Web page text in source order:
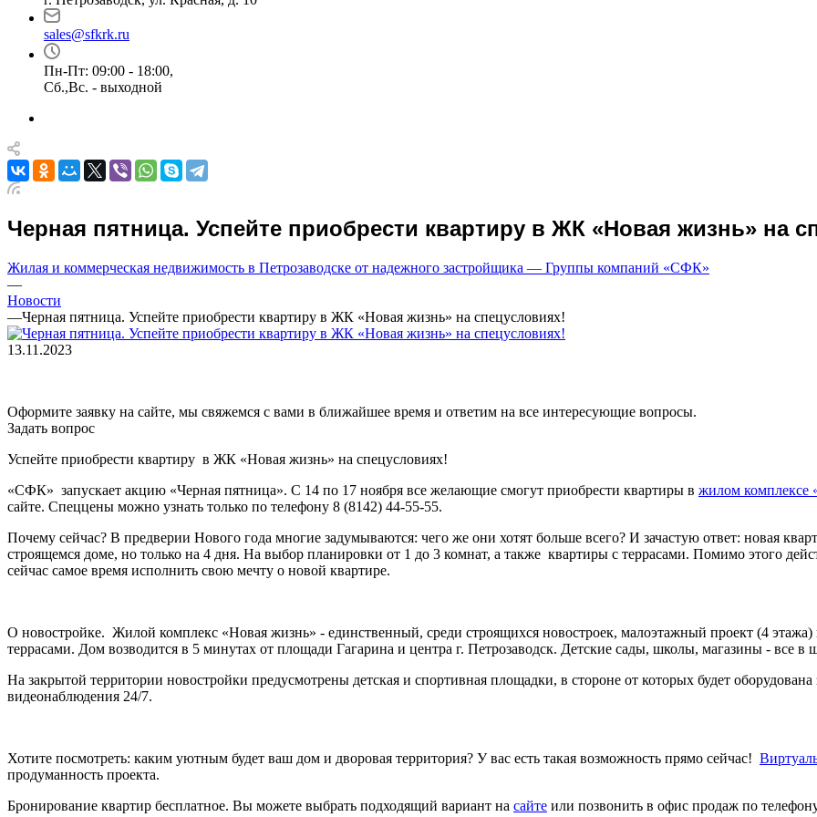
sales@sfkrk.ru
Пн-Пт: 09:00 - 18:00,
Сб.,Вс. - выходной
Черная пятница. Успейте приобрести квартиру в ЖК «Новая жизнь» на
Жилая и коммерческая недвижимость в Петрозаводске от надежного застройщика — Группы компаний «СФК»
—
Новости
—Черная пятница. Успейте приобрести квартиру в ЖК «Новая жизнь» на спецусловиях!
13.11.2023
Оформите заявку на сайте, мы свяжемся с вами в ближайшее время и ответим на все интересующие вопросы.
Задать вопрос
Успейте приобрести квартиру в ЖК «Новая жизнь» на спецусловиях!
«СФК» запускает акцию «Черная пятница». С 14 по 17 ноября все желающие смогут приобрести квартиры в жилом комплексе
сайте. Спеццены можно узнать только по телефону 8 (8142) 44-55-55.
Почему сейчас? В предверии Нового года многие задумываются: чего же они хотят больше всего? И зачастую ответ: новая
строящемся доме, но только на 4 дня. На выбор планировки от 1 до 3 комнат, а также квартиры с террасами. Помимо этого
сейчас самое время исполнить свою мечту о новой квартире.
О новостройке. Жилой комплекс «Новая жизнь» - единственный, среди строящихся новостроек, малоэтажный проект (4
террасами. Дом возводится в 5 минутах от площади Гагарина и центра г. Петрозаводск. Детские сады, школы, магазины - все в
На закрытой территории новостройки предусмотрены детская и спортивная площадки, в стороне от которых будет
видеонаблюдения 24/7.
Хотите посмотреть: каким уютным будет ваш дом и дворовая территория? У вас есть такая возможность прямо сейчас!
продуманность проекта.
Бронирование квартир бесплатное. Вы можете выбрать подходящий вариант на сайте или позвонить в офис продаж по